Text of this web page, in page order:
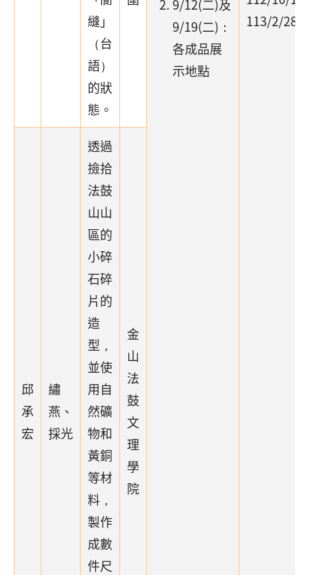
9/12(二)及
9/19(二)：
各成品展
示地點
113/2/28
縫」
（台
語）
的狀
態。
邱
承
宏
繡
燕、
採光
透過
撿拾
法鼓
山山
區的
小碎
石碎
片的
造
型，
並使
用自
然礦
物和
黃銅
等材
料，
製作
成數
件尺
金
山
法
鼓
文
理
學
院